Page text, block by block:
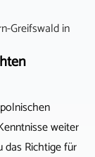
Greifswaldin
weiter
das Richtige für